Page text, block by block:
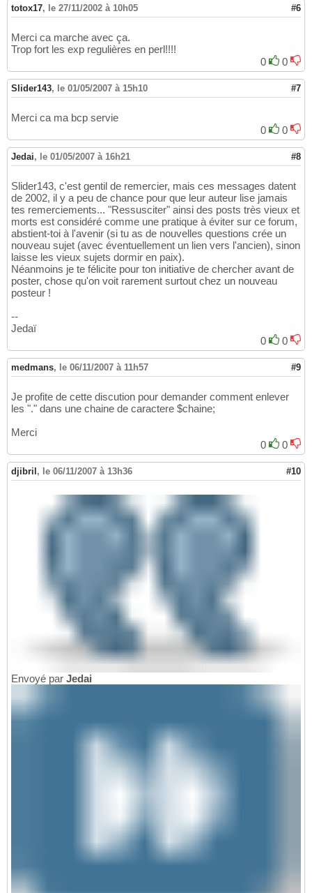
totox17, le 27/11/2002 à 10h05 #6
Merci ca marche avec ça.
Trop fort les exp regulières en perl!!!!
0
0
Slider143, le 01/05/2007 à 15h10 #7
Merci ca ma bcp servie
0
0
Jedai, le 01/05/2007 à 16h21 #8
Slider143, c'est gentil de remercier, mais ces messages datent
de 2002, il y a peu de chance pour que leur auteur lise jamais
tes remerciements... "Ressusciter" ainsi des posts très vieux et
morts est considéré comme une pratique à éviter sur ce forum,
abstient-toi à l'avenir (si tu as de nouvelles questions crée un
nouveau sujet (avec éventuellement un lien vers l'ancien), sinon
laisse les vieux sujets dormir en paix).
Néanmoins je te félicite pour ton initiative de chercher avant de
poster, chose qu'on voit rarement surtout chez un nouveau
posteur !
--
Jedaï
0
0
medmans, le 06/11/2007 à 11h57 #9
Je profite de cette discution pour demander comment enlever
les "." dans une chaine de caractere $chaine;
Merci
0
0
djibril , le 06/11/2007 à 13h36 #10
Envoyé par Jedai